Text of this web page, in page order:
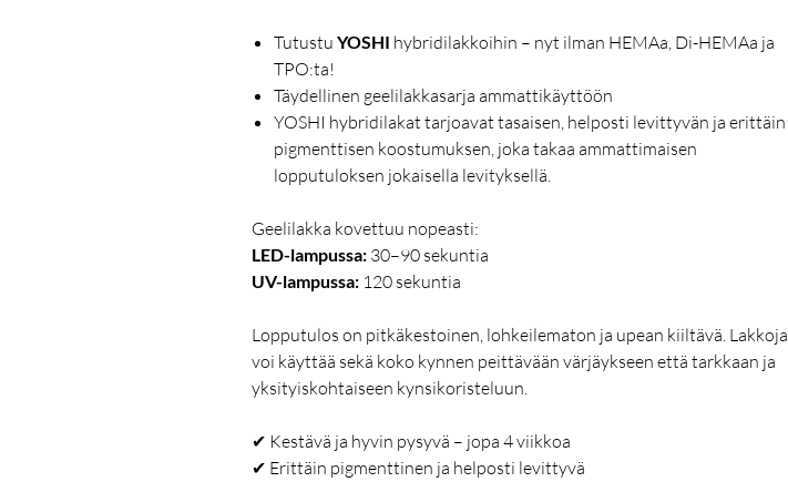
Tutustu YOSHI hybridilakkoihin – nyt ilman HEMAa, Di-HEMAa ja
TPO:ta!
Täydellinen geelilakkasarja ammattikäyttöön
YOSHI hybridilakat tarjoavat tasaisen, helposti levittyvän ja erittäin
pigmenttisen koostumuksen, joka takaa ammattimaisen
lopputuloksen jokaisella levityksellä.
Geelilakka kovettuu nopeasti:
LED-lampussa: 30–90 sekuntia
UV-lampussa: 120 sekuntia
Lopputulos on pitkäkestoinen, lohkeilematon ja upean kiiltävä. Lakkoja
voi käyttää sekä koko kynnen peittävään värjäykseen että tarkkaan ja
yksityiskohtaiseen kynsikoristeluun.
✔ Kestävä ja hyvin pysyvä – jopa 4 viikkoa
✔ Erittäin pigmenttinen ja helposti levittyvä